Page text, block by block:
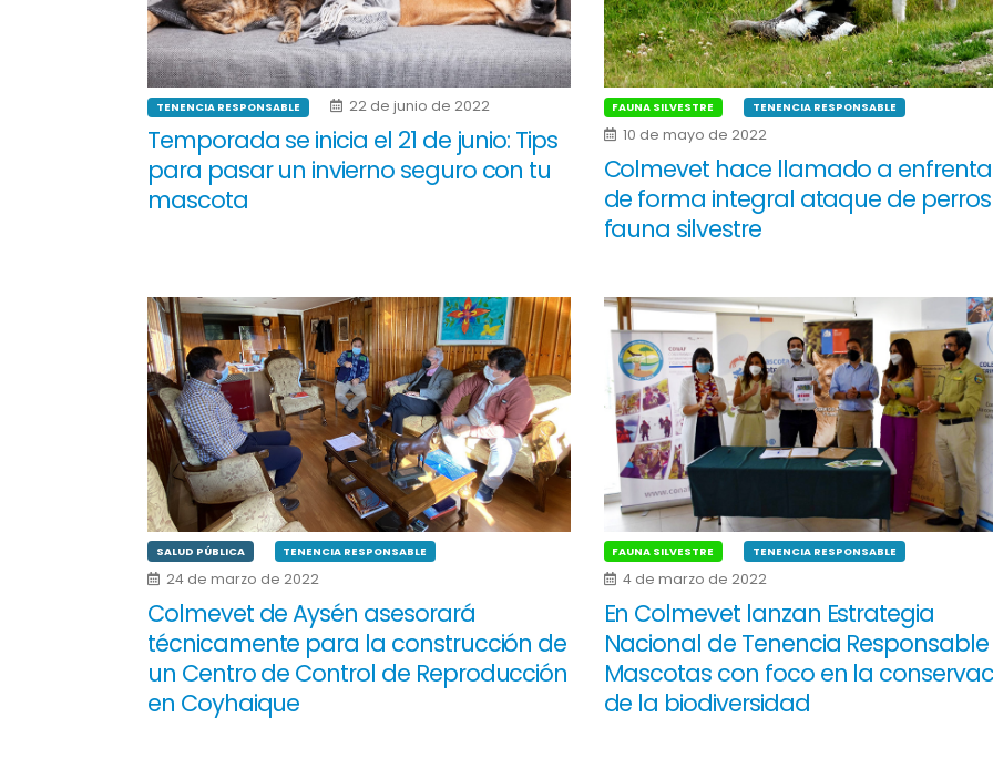
TENENCIA RESPONSABLE 22 de junio de 2022
Temporada se inicia el 21 de junio: Tips
para pasar un invierno seguro con tu
mascota
FAUNA SILVESTRE TENENCIA RESPONSABLE
10 de mayo de 2022
Colmevet hace llamado a
de forma integral ataque de
fauna silvestre
SALUD PÚBLICA TENENCIA RESPONSABLE
24 de marzo de 2022
Colmevet de Aysén asesorará
técnicamente para la construcción de
un Centro de Control de Reproducción
en Coyhaique
FAUNA SILVESTRE TENENCIA RESPONSABLE
4 de marzo de 2022
En Colmevet lanzan Estrategia
Nacional de Tenencia
Mascotas con foco en la
de la biodiversidad